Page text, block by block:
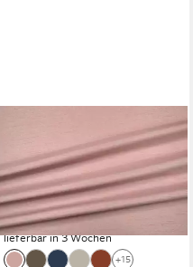
Stoff Dekostoff Satin
Seidenoptik Opulence Rosa,
Meterware
39,90 €
(39,90 €/ 1 m)
lieferbar in 3 Wochen
+15